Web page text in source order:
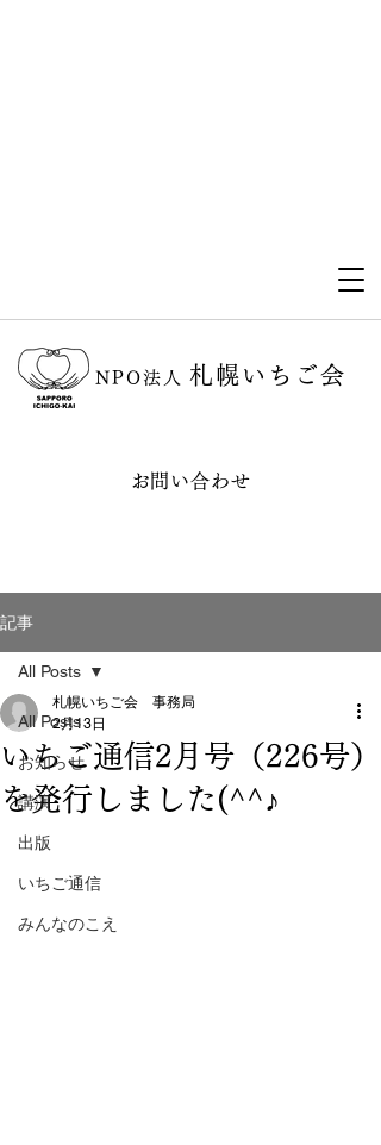
NPO法人 札幌いちご会
お問い合わせ
記事
All Posts
お知らせ
講演
出版
いちご通信
みんなのこえ
All Posts
いちご通信2月号（226号）
を発行しました(^^♪
札幌いちご会 事務局
2月13日